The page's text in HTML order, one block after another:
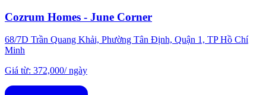
Cozrum Homes - June Corner
68/7D Trần Quang Khải, Phường Tân Định, Quận 1, TP Hồ Chí
Minh
Giá từ: 372,000/ngày